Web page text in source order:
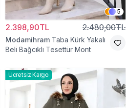
5
2.398,90TL 2.480,00TL
Modamihram Taba Kürk Yakalı
Beli Bağcıklı Tesettür Mont
Ücretsiz Kargo